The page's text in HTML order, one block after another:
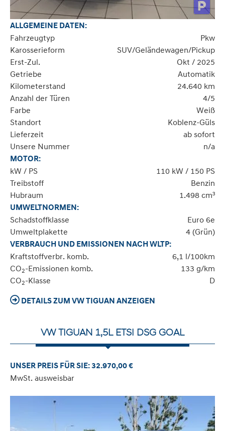
ALLGEMEINE DATEN:
Fahrzeugtyp
Pkw
Karosserieform
SUV/Geländewagen/Pickup
Erst-Zul.
Okt / 2025
Getriebe
Automatik
Kilometerstand
24.640 km
Anzahl der Türen
4/5
Farbe
Weiß
Standort
Koblenz-Güls
Lieferzeit
ab sofort
Unsere Nummer
n/a
MOTOR:
kW / PS
110 kW / 150 PS
Treibstoff
Benzin
Hubraum
1.498 cm³
UMWELTNORMEN:
Schadstoffklasse
Euro 6e
Umweltplakette
4 (Grün)
VERBRAUCH UND EMISSIONEN NACH WLTP:
Kraftstoffverbr. komb.
6,1 l/100km
CO2-Emissionen komb.
133 g/km
CO2-Klasse D
DETAILS ZUM VW TIGUAN ANZEIGEN
VW TIGUAN 1,5L ETSI DSG GOAL
UNSER PREIS FÜR SIE: 32.970,00 €
MwSt. ausweisbar